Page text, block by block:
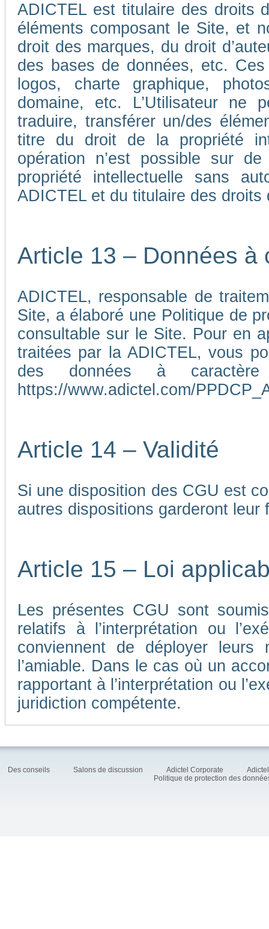
ADICTEL est titulaire des droits
éléments composant le Site, et
droit des marques, du droit
des bases de données, etc.
logos, charte graphique,
domaine, etc. L’Utilisateur ne
traduire, transférer un/des
titre du droit de la propriété
opération n’est possible sur
propriété intellectuelle sans
ADICTEL et du titulaire des
Article 13 – Données à
ADICTEL, responsable de
Site, a élaboré une Politique de
consultable sur le Site. Pour en
traitées par la ADICTEL, vous
des données à caractère
https://www.adictel.com/
Article 14 – Validité
Si une disposition des CGU est
autres dispositions garderont leur
Article 15 – Loi
Les présentes CGU sont
relatifs à l’interprétation ou
conviennent de déployer
l’amiable. Dans le cas où un
rapportant à l’interprétation ou
juridiction compétente.
Des conseils Salons de discussion Adictel Corporate
Politique de protection des